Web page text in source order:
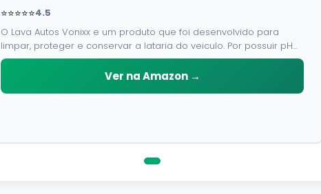
⭐⭐⭐⭐⭐4.5
O Lava Autos Vonixx e um produto que foi desenvolvido para
limpar, proteger e conservar a lataria do veiculo. Por possuir pH
neutro, pode ser aplicado em qualquer superficie sem correr o
Ver na Amazon →